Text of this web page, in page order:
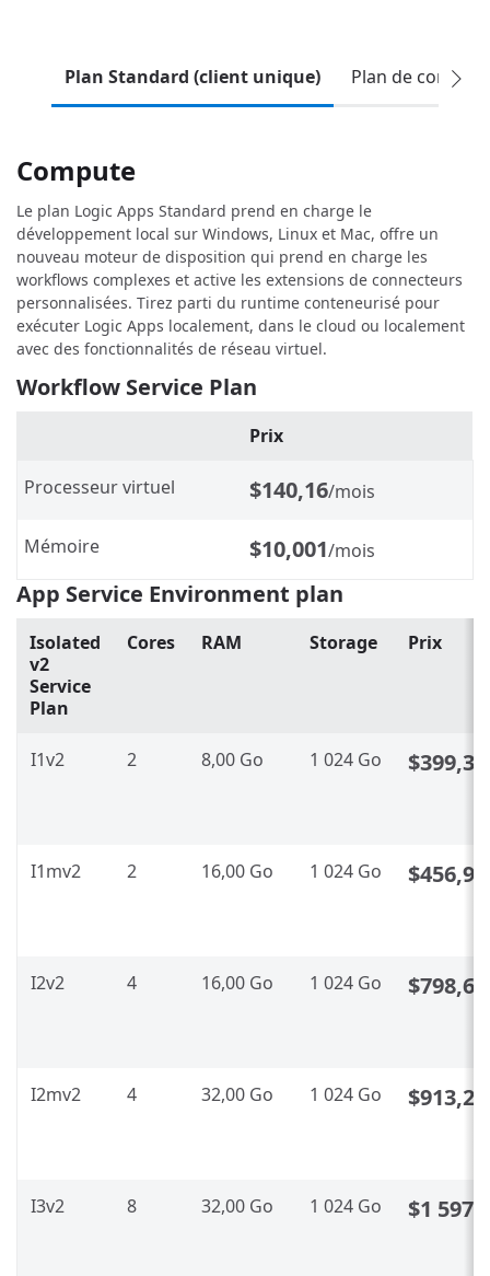
Plan Standard (client unique) Plan de
Compute
Le plan Logic Apps Standard prend en charge le
développement local sur Windows, Linux et Mac, offre un
nouveau moteur de disposition qui prend en charge les
workflows complexes et active les extensions de connecteurs
personnalisées. Tirez parti du runtime conteneurisé pour
exécuter Logic Apps localement, dans le cloud ou localement
avec des fonctionnalités de réseau virtuel.
Workflow Service Plan
Prix
Processeur virtuel $140,16/mois
Mémoire $10,001/mois
App Service Environment plan
Isolated
v2
Service
Plan
Cores RAM Storage Prix
I1v2 2 8,00 Go 1 024 Go $399,31
I1mv2 2 16,00 Go 1 024 Go $456,98
I2v2 4 16,00 Go 1 024 Go $798,62
I2mv2 4 32,00 Go 1 024 Go
I3v2 8 32,00 Go 1 024 Go $1